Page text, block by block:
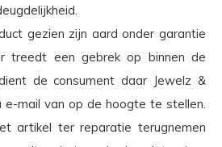
gezien zijn aard onder garantie
treedt een gebrek op binnen de
de consument daar Jewelz &
e-mail van op de hoogte te stellen.
artikel ter reparatie terugnemen